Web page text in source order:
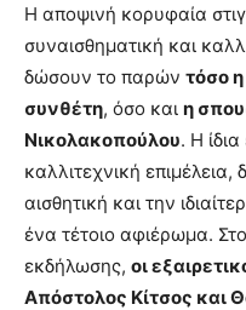
Η αποψινή κορυφαία
συναισθηματική και
δώσουν το παρών τόσο
συνθέτη, όσο και η
Νικολακοπούλου. Η
καλλιτεχνική
αισθητική και την
ένα τέτοιο αφιέρωμα.
εκδήλωσης, οι
Απόστολος Κίτσος και